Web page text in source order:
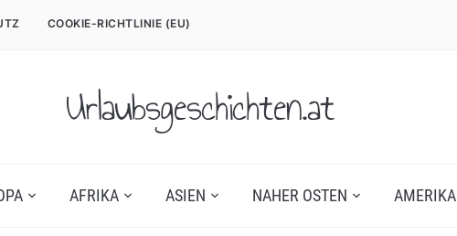
COOKIE-RICHTLINIE (EU)
Urlaubsgeschichten.at
AFRIKA ASIEN NAHER OSTEN AMERIKA